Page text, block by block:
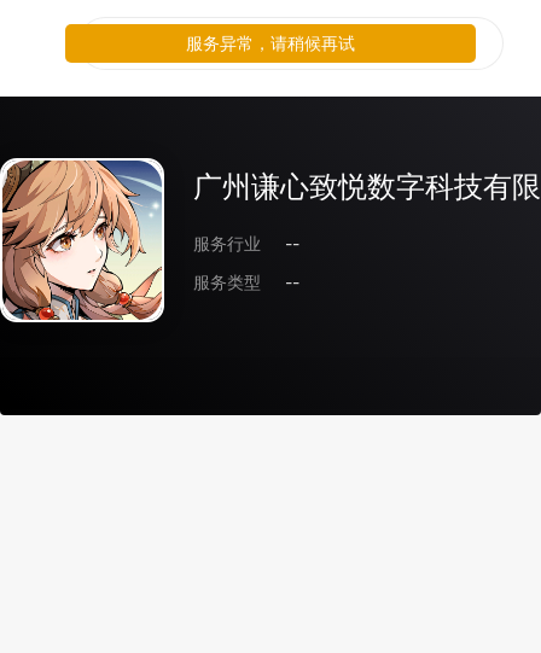
广州谦心致悦数字科技有
服务行业
--
服务类型
--
服务异常，请稍候再试